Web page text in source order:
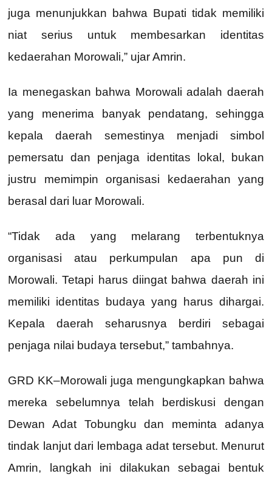
juga menunjukkan bahwa Bupati tidak memiliki
niat serius untuk membesarkan identitas
kedaerahan Morowali,” ujar Amrin.
Ia menegaskan bahwa Morowali adalah daerah
yang menerima banyak pendatang, sehingga
kepala daerah semestinya menjadi simbol
pemersatu dan penjaga identitas lokal, bukan
justru memimpin organisasi kedaerahan yang
berasal dari luar Morowali.
“Tidak ada yang melarang terbentuknya
organisasi atau perkumpulan apa pun di
Morowali. Tetapi harus diingat bahwa daerah ini
memiliki identitas budaya yang harus dihargai.
Kepala daerah seharusnya berdiri sebagai
penjaga nilai budaya tersebut,” tambahnya.
GRD KK–Morowali juga mengungkapkan bahwa
mereka sebelumnya telah berdiskusi dengan
Dewan Adat Tobungku dan meminta adanya
tindak lanjut dari lembaga adat tersebut. Menurut
Amrin, langkah ini dilakukan sebagai bentuk